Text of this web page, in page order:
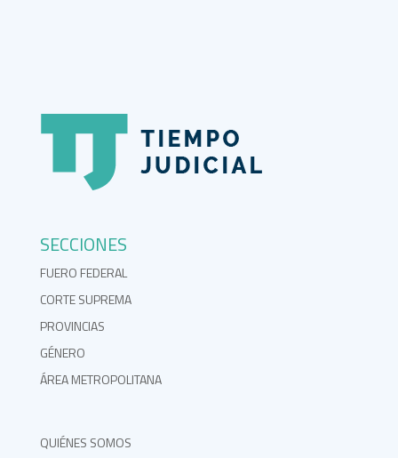
SECCIONES
FUERO FEDERAL
CORTE SUPREMA
PROVINCIAS
GÉNERO
ÁREA METROPOLITANA
QUIÉNES SOMOS